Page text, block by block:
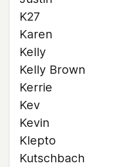
K27
Karen
Kelly
Kelly Brown
Kerrie
Kev
Kevin
Klepto
Kutschbach